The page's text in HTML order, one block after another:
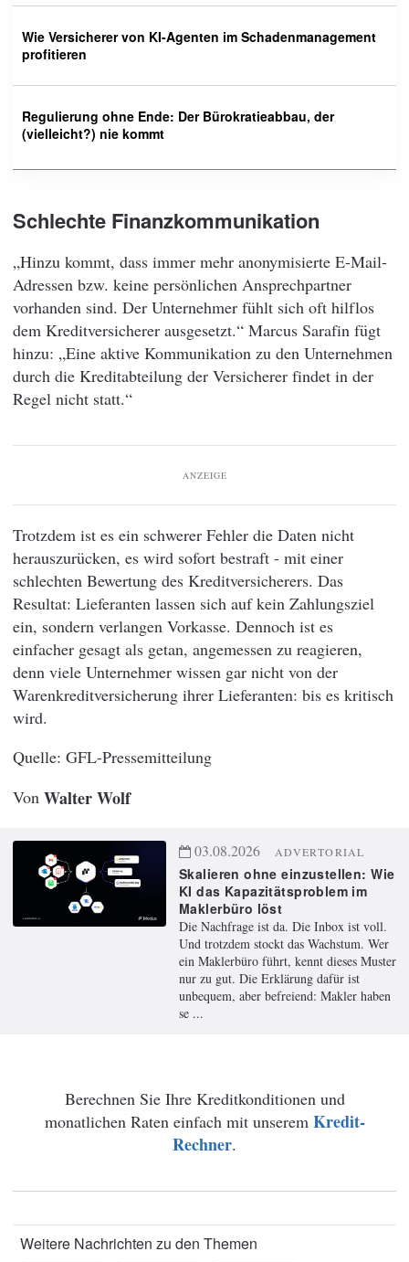
Wie Versicherer von KI-Agenten im Schadenmanagement
profitieren
Regulierung ohne Ende: Der Bürokratieabbau, der
(vielleicht?) nie kommt
Schlechte Finanzkommunikation
„Hinzu kommt, dass immer mehr anonymisierte E-Mail-
Adressen bzw. keine persönlichen Ansprechpartner
vorhanden sind. Der Unternehmer fühlt sich oft hilflos
dem Kreditversicherer ausgesetzt.“ Marcus Sarafin fügt
hinzu: „Eine aktive Kommunikation zu den Unternehmen
durch die Kreditabteilung der Versicherer findet in der
Regel nicht statt.“
ANZEIGE
Trotzdem ist es ein schwerer Fehler die Daten nicht
herauszurücken, es wird sofort bestraft - mit einer
schlechten Bewertung des Kreditversicherers. Das
Resultat: Lieferanten lassen sich auf kein Zahlungsziel
ein, sondern verlangen Vorkasse. Dennoch ist es
einfacher gesagt als getan, angemessen zu reagieren,
denn viele Unternehmer wissen gar nicht von der
Warenkreditversicherung ihrer Lieferanten: bis es kritisch
wird.
GFL-Pressemitteilung
Von Walter Wolf
03.08.2026 ADVERTORIAL
Skalieren ohne einzustellen: Wie
KI das Kapazitätsproblem im
Maklerbüro löst
Die Nachfrage ist da. Die Inbox ist voll.
Und trotzdem stockt das Wachstum. Wer
ein Maklerbüro führt, kennt dieses Muster
nur zu gut. Die Erklärung dafür ist
unbequem, aber befreiend: Makler haben
se ...
Berechnen Sie Ihre Kreditkonditionen und
monatlichen Raten einfach mit unserem Kredit-
Rechner.